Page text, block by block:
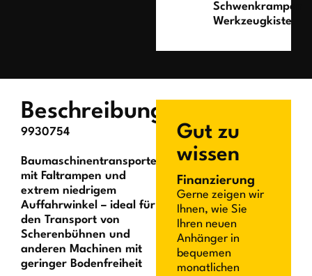
Schwenkrampen
Werkzeugkiste
Beschreibung
9930754
Baumaschinentransporter
mit Faltrampen und
extrem niedrigem
Auffahrwinkel – ideal für
den Transport von
Scherenbühnen und
anderen Machinen mit
geringer Bodenfreiheit
Gut zu
wissen
Finanzierung
Gerne zeigen wir
Ihnen, wie Sie
Ihren neuen
Anhänger in
bequemen
monatlichen